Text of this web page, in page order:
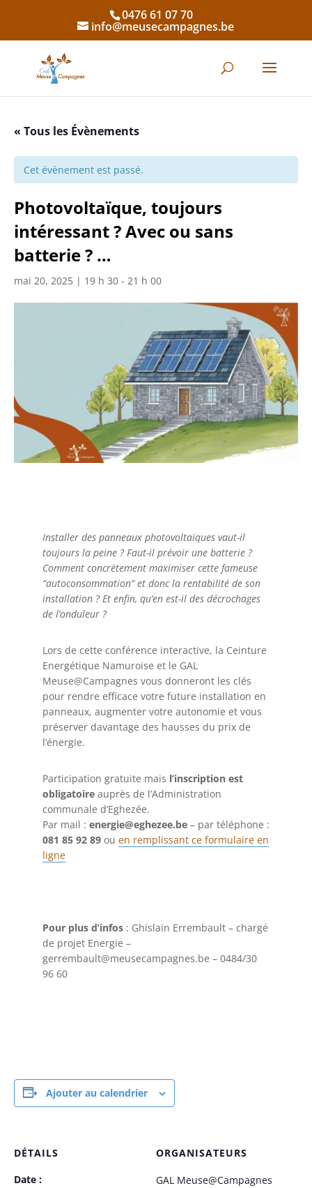
0476 61 07 70
info@meusecampagnes.be
« Tous les Évènements
Cet évènement est passé.
Photovoltaïque, toujours
intéressant ? Avec ou sans
batterie ? …
mai 20, 2025 | 19 h 30 - 21 h 00
Installer des panneaux photovoltaïques vaut-il
toujours la peine ? Faut-il prévoir une batterie ?
Comment concrètement maximiser cette fameuse
“autoconsommation” et donc la rentabilité de son
installation ? Et enfin, qu’en est-il des décrochages
de l’onduleur ?
Lors de cette conférence interactive, la Ceinture
Energétique Namuroise et le GAL
Meuse@Campagnes vous donneront les clés
pour rendre efficace votre future installation en
panneaux, augmenter votre autonomie et vous
préserver davantage des hausses du prix de
l’énergie.
Participation gratuite mais l’inscription est
obligatoireauprès de l’Administration
communale d’Eghezée.
Par mail : energie@eghezee.be – par téléphone :
081 85 92 89 ou en remplissant ce formulaire en
ligne
Pour plus d’infos: Ghislain Errembault – chargé
de projet Energie –
gerrembault@meusecampagnes.be – 0484/30
96 60
Ajouter au calendrier
DÉTAILS
Date :
ORGANISATEURS
GAL Meuse@Campagnes